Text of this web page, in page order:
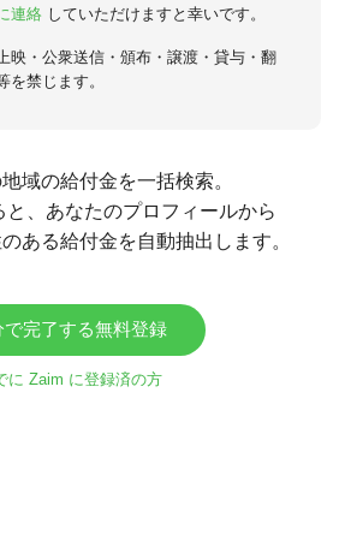
連絡 していただけますと幸いです。
映・公衆送信・頒布・譲渡・貸与・翻
を禁じます。
域の給付金を一括検索。
、あなたのプロフィールから
ある給付金を自動抽出します。
で完了する無料登録
に Zaim に登録済の方